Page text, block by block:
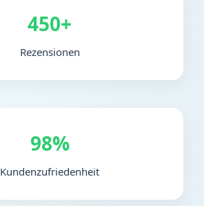
450+
Rezensionen
98%
Kundenzufriedenheit